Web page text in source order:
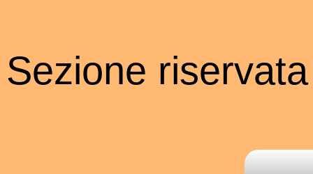
Sezione